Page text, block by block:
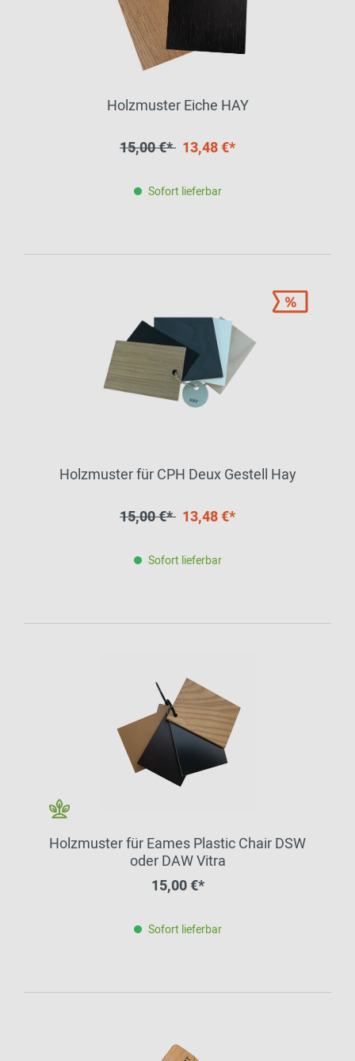
Holzmuster Eiche HAY
15,00 €* 13,48 €*
Sofort lieferbar
Holzmuster für CPH Deux Gestell Hay
15,00 €* 13,48 €*
Sofort lieferbar
Holzmuster für Eames Plastic Chair DSW
oder DAW Vitra
15,00 €*
Sofort lieferbar